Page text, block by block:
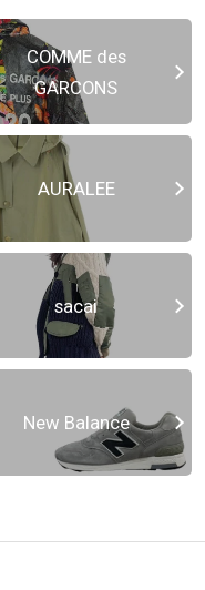
COMME des
GARCONS
AURALEE
sacai
New Balance